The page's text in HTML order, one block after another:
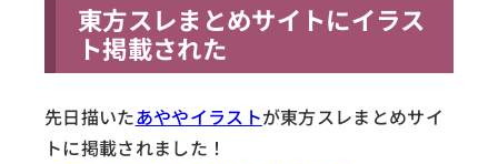
東方スレまとめサイトにイラス
ト掲載された
先日描いたあややイラストが東方スレまとめサイ
トに掲載されました！